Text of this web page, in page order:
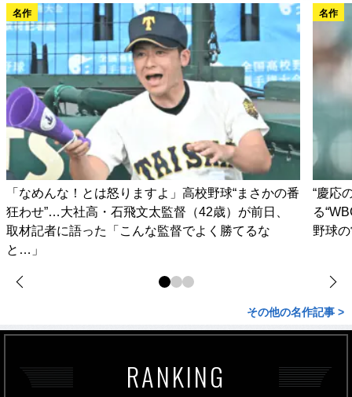
名作
「なめんな！とは怒りますよ」高校野球“まさかの番
狂わせ”…大社高・石飛文太監督（42歳）が前日、
取材記者に語った「こんな監督でよく勝てるな
と…」
名作
“慶応
る
野球
その他の名作記事 >
RANKING